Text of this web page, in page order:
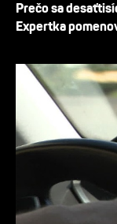
Prečo sa
Expertka